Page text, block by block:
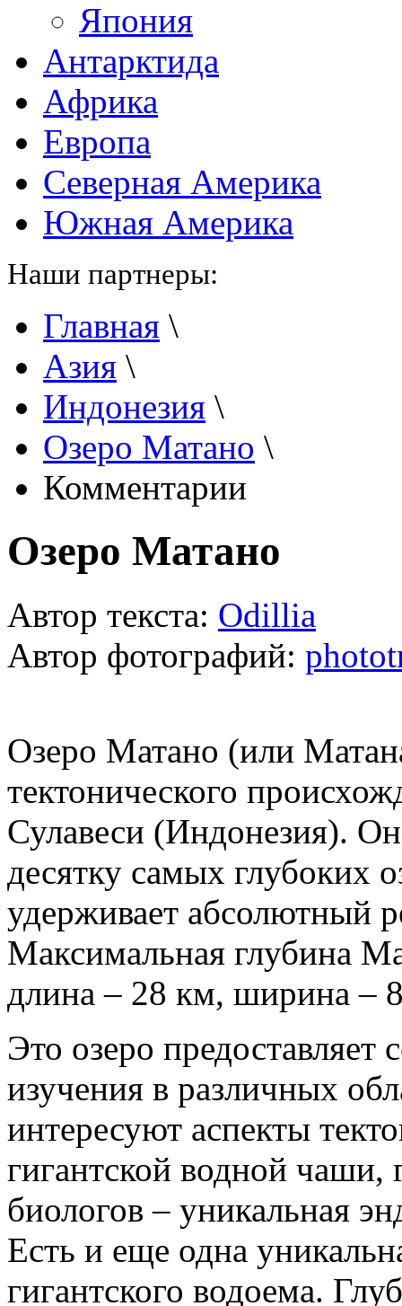
Япония
Антарктида
Африка
Европа
Северная Америка
Южная Америка
Наши партнеры:
Главная \
Азия \
Индонезия \
Озеро Матано \
Комментарии
Озеро Матано
Автор текста: Odillia
Автор фотографий:
Озеро Матано (или
тектонического
Сулавеси (Индонезия).
десятку самых глубоких
удерживает абсолютный
Максимальная глубина
длина – 28 км, ширина –
Это озеро
изучения в различных
интересуют аспекты
гигантской водной чаши,
биологов – уникальная
Есть и еще одна
гигантского водоема.